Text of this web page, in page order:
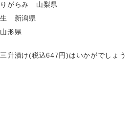
がらみ 山梨県
生 新潟県
形県
升漬け(税込647円)はいかがでしょう